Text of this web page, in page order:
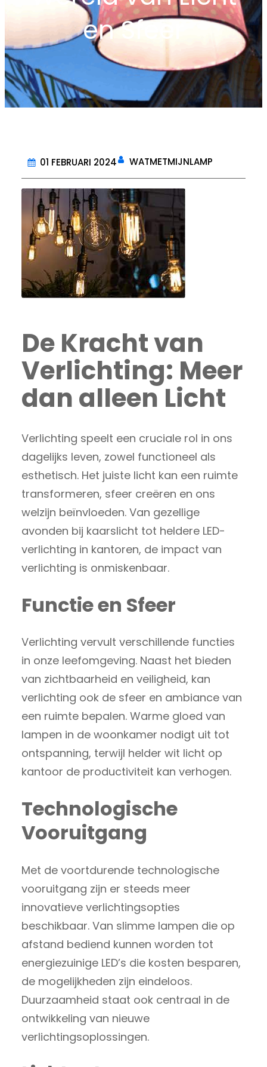
en Sfeer
01 FEBRUARI 2024 WATMETMIJNLAMP
De Kracht van
Verlichting: Meer
dan alleen Licht
Verlichting speelt een cruciale rol in ons
dagelijks leven, zowel functioneel als
esthetisch. Het juiste licht kan een ruimte
transformeren, sfeer creëren en ons
welzijn beïnvloeden. Van gezellige
avonden bij kaarslicht tot heldere LED-
verlichting in kantoren, de impact van
verlichting is onmiskenbaar.
Functie en Sfeer
Verlichting vervult verschillende functies
in onze leefomgeving. Naast het bieden
van zichtbaarheid en veiligheid, kan
verlichting ook de sfeer en ambiance van
een ruimte bepalen. Warme gloed van
lampen in de woonkamer nodigt uit tot
ontspanning, terwijl helder wit licht op
kantoor de productiviteit kan verhogen.
Technologische
Vooruitgang
Met de voortdurende technologische
vooruitgang zijn er steeds meer
innovatieve verlichtingsopties
beschikbaar. Van slimme lampen die op
afstand bediend kunnen worden tot
energiezuinige LED’s die kosten besparen,
de mogelijkheden zijn eindeloos.
Duurzaamheid staat ook centraal in de
ontwikkeling van nieuwe
verlichtingsoplossingen.